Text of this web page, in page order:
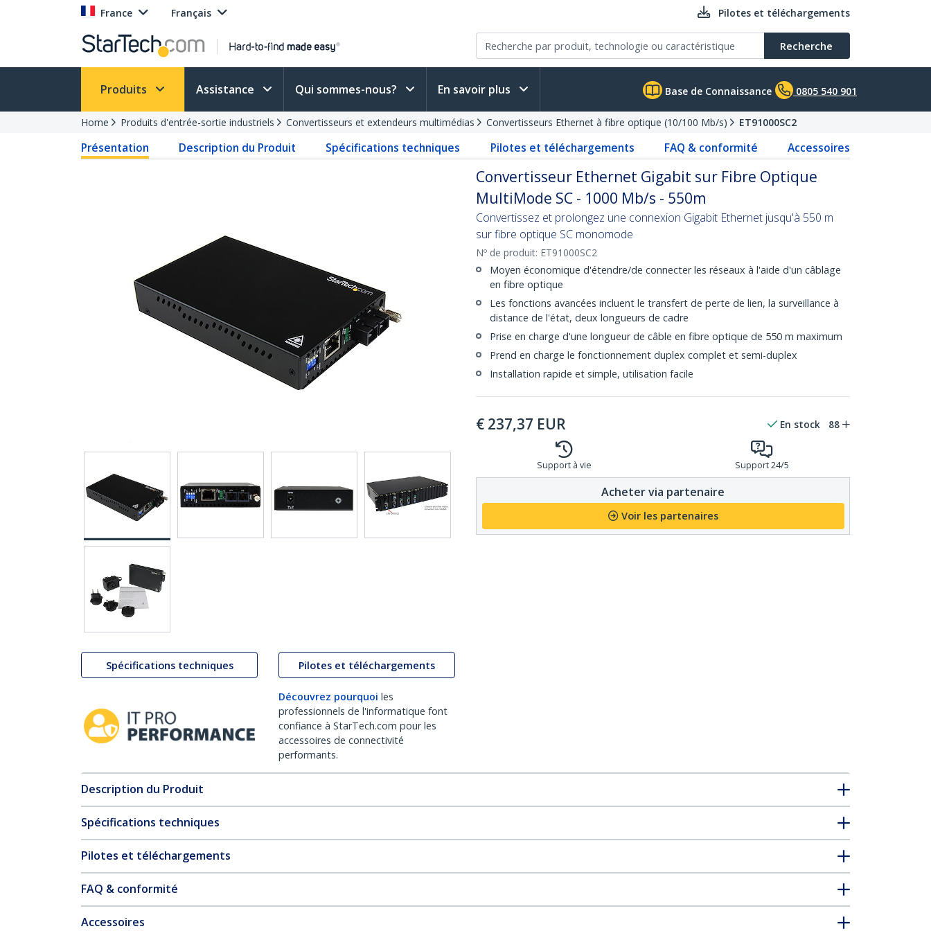
France Français Pilotes et téléchargements
Recherche
Produits Assistance Qui sommes-nous? En savoir plus Base de Connaissance 0805 540 901
Home Produits d'entrée-sortie industriels Convertisseurs et extendeurs multimédias Convertisseurs Ethernet à fibre optique (10/100 Mb/s) ET91000SC2
Présentation Description du Produit Spécifications techniques Pilotes et téléchargements FAQ & conformité Accessoires
Spécifications techniques Pilotes et téléchargements
Découvrez pourquoi les
professionnels de l'informatique font
confiance à StarTech.com pour les
accessoires de connectivité
performants.
Convertisseur Ethernet Gigabit sur Fibre Optique
MultiMode SC - 1000 Mb/s - 550m
Convertissez et prolongez une connexion Gigabit Ethernet jusqu'à 550 m
sur fibre optique SC monomode
Nº de produit: ET91000SC2
Moyen économique d'étendre/de connecter les réseaux à l'aide d'un câblage
en fibre optique
Les fonctions avancées incluent le transfert de perte de lien, la surveillance à
distance de l'état, deux longueurs de cadre
Prise en charge d'une longueur de câble en fibre optique de 550 m maximum
Prend en charge le fonctionnement duplex complet et semi-duplex
Installation rapide et simple, utilisation facile
€ 237,37 EUR En stock 88
Support à vie Support 24/5
Acheter via partenaire
Voir les partenaires
Description du Produit
Spécifications techniques
Pilotes et téléchargements
FAQ & conformité
Accessoires